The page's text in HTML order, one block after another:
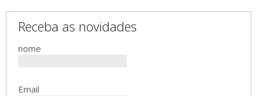
Receba as novidades
nome
Email